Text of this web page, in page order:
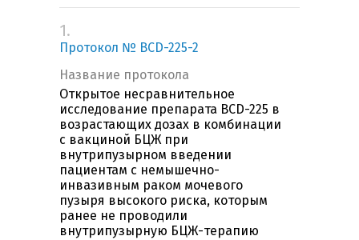
1.
Протокол № BCD-225-2
Название протокола
Открытое несравнительное
исследование препарата BCD-225 в
возрастающих дозах в комбинации
с вакциной БЦЖ при
внутрипузырном введении
пациентам с немышечно-
инвазивным раком мочевого
пузыря высокого риска, которым
ранее не проводили
внутрипузырную БЦЖ-терапию